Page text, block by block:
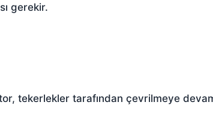
gerekir.
tekerlekler tarafından çevrilmeye